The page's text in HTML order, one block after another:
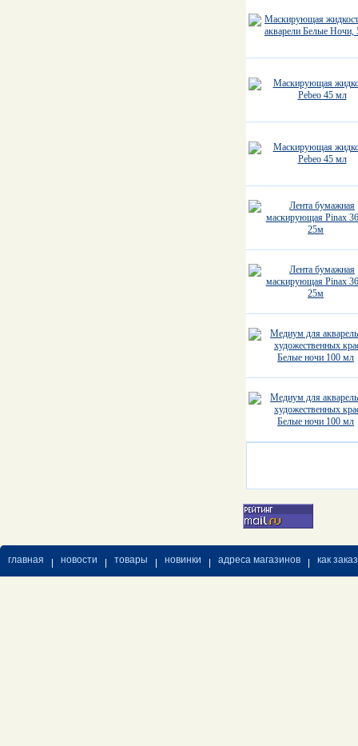
главная новости товары новинки адреса магазинов как